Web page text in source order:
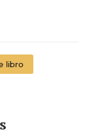
libro